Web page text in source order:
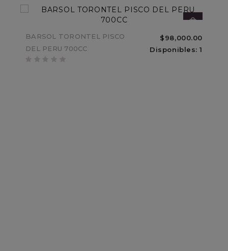
BARSOL TORONTEL PISCO
DEL PERU 700CC
$98,000.00
Disponibles: 1